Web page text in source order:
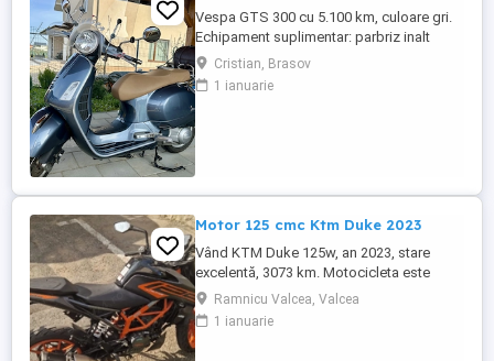
Vespa GTS 300 cu 5.100 km, culoare gri.
Echipament suplimentar: parbriz inalt
Faco (montat 2026), geanta portbagaj
Classic; prelungitor scarite pasager;
suspensie fata Bitubo si frane fata spate
Cristian, Brasov
1 ianuarie
Motor 125 cmc Ktm Duke 2023
Vând KTM Duke 125w, an 2023, stare
excelentă, 3073 km. Motocicleta este
ideală pentru începători sau pentru oraș.
Fără daune, lovituri!
Ramnicu Valcea, Valcea
1 ianuarie